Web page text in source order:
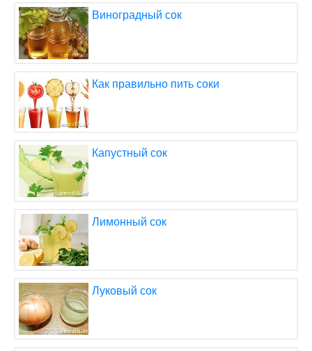
Виноградный сок
Как правильно пить соки
Капустный сок
Лимонный сок
Луковый сок